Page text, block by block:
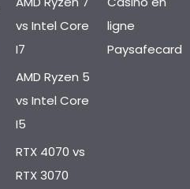
vs Intel Core
I7
AMD Ryzen 5
vs Intel Core
I5
RTX 4070 vs
RTX 3070
ligne
Paysafecard